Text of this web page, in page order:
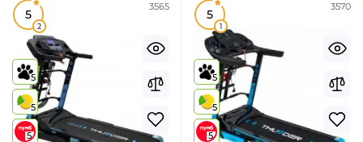
3565
5
2
5
5
5
3570
5
1
5
5
5